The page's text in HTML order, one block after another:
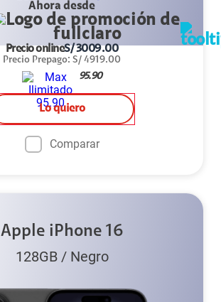
Ahora desde
Precio onlineS/3009.00
Precio Prepago: S/ 4919.00
95.90
Lo quiero
Comparar
Apple iPhone 16
128GB/ Negro